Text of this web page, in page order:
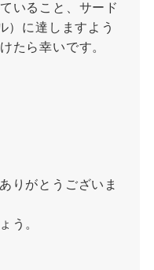
いること、サード
）に達しますよう
たら幸いです。
りがとうございま
う。